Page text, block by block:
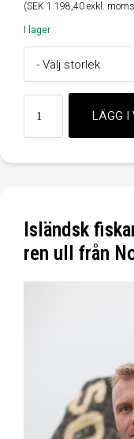
(SEK 1.198,40 exkl.
I lager
Isländsk
ren ull från